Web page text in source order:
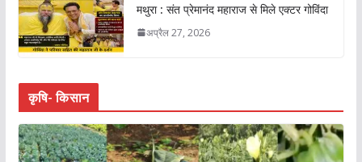
मथुरा : संत प्रेमानंद महाराज से मिले एक्टर गोविंदा
अप्रैल 27, 2026
कृषि- किसान